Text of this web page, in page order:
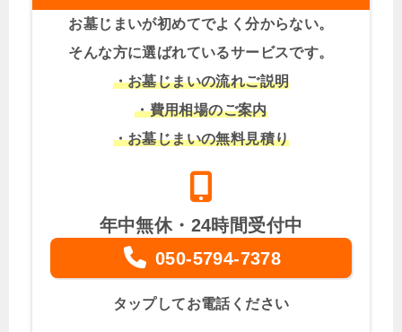
お墓じまいが初めてでよく分からない。
そんな方に選ばれているサービスです。
・お墓じまいの流れご説明
・費用相場のご案内
・お墓じまいの無料見積り
年中無休・24時間受付中
050-5794-7378
タップしてお電話ください